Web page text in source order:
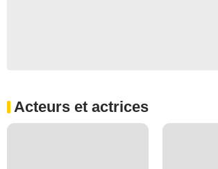
Acteurs et actrices